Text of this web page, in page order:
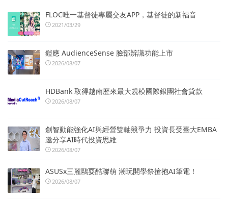
FLOC唯一基督徒專屬交友APP，基督徒的新福音
2021/03/29
鎧應 AudienceSense 臉部辨識功能上市
2026/08/07
HDBank 取得越南歷來最大規模國際銀團社會貸款
2026/08/07
創智動能強化AI與經營雙軸競爭力 投資長受臺大EMBA
邀分享AI時代投資思維
2026/08/07
ASUSx三麗鷗耍酷聯萌 潮玩開學祭搶抱AI筆電！
2026/08/07